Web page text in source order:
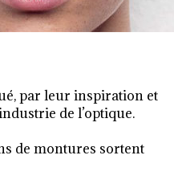
par leur inspiration et
de l’optique.
de montures sortent